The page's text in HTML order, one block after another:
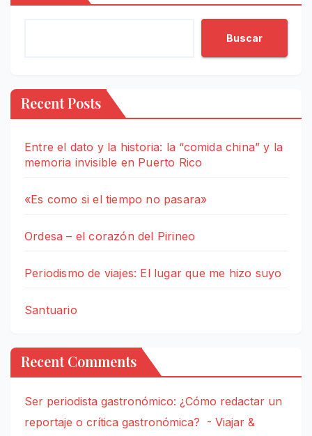
Buscar
Recent Posts
Entre el dato y la historia: la “comida china” y la
memoria invisible en Puerto Rico
«Es como si el tiempo no pasara»
Ordesa – el corazón del Pirineo
Periodismo de viajes: El lugar que me hizo suyo
Santuario
Recent Comments
Ser periodista gastronómico: ¿Cómo redactar un
reportaje o crítica gastronómica? - Viajar &